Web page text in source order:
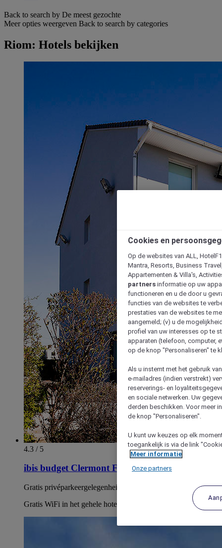
Back to search by De meest gezochte
Meer opties weergeven Back to search by categories
Riom: Hotels bekijken
4.3 / 5
ibis budget Clermont Ferrand Nord Riom
Gratis privéparkeergelegenheid: Zonder toezicht, onbeveiligd.
Gratis WiFi in het gehele hotel
Cookies en
Op de websites van ALL,
Mantra, Resorts, Business
Appartementen & Villa's,
partners informatie op uw
functioneren en u de door u
functies van de websites te
prestaties van de websites te
aangemeld; (v) u de
profiel van uw interesses op te
apparaten (telefoon, computer,
op de knop "Personaliseren" te
Als u instemt met het gebruik
e-mailadres (indien verstrekt)
reserverings- en
en sociale netwerken. Uw
derden beschikken. Voor meer
de knop "Personaliseren".
U kunt uw keuzes op elk
toegankelijk is via de link
Meer informatie
Onze partners